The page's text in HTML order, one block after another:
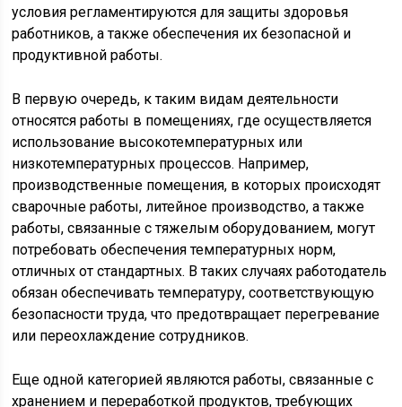
условия регламентируются для защиты здоровья
работников, а также обеспечения их безопасной и
продуктивной работы.
В первую очередь, к таким видам деятельности
относятся работы в помещениях, где осуществляется
использование высокотемпературных или
низкотемпературных процессов. Например,
производственные помещения, в которых происходят
сварочные работы, литейное производство, а также
работы, связанные с тяжелым оборудованием, могут
потребовать обеспечения температурных норм,
отличных от стандартных. В таких случаях работодатель
обязан обеспечивать температуру, соответствующую
безопасности труда, что предотвращает перегревание
или переохлаждение сотрудников.
Еще одной категорией являются работы, связанные с
хранением и переработкой продуктов, требующих